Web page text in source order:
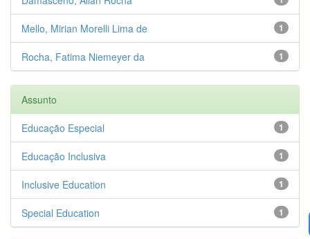
1
Mello, Mirian Morelli Lima de
1
Rocha, Fatima Niemeyer da
Assunto
1
Educação Especial
1
Educação Inclusiva
1
Inclusive Education
1
Special Education